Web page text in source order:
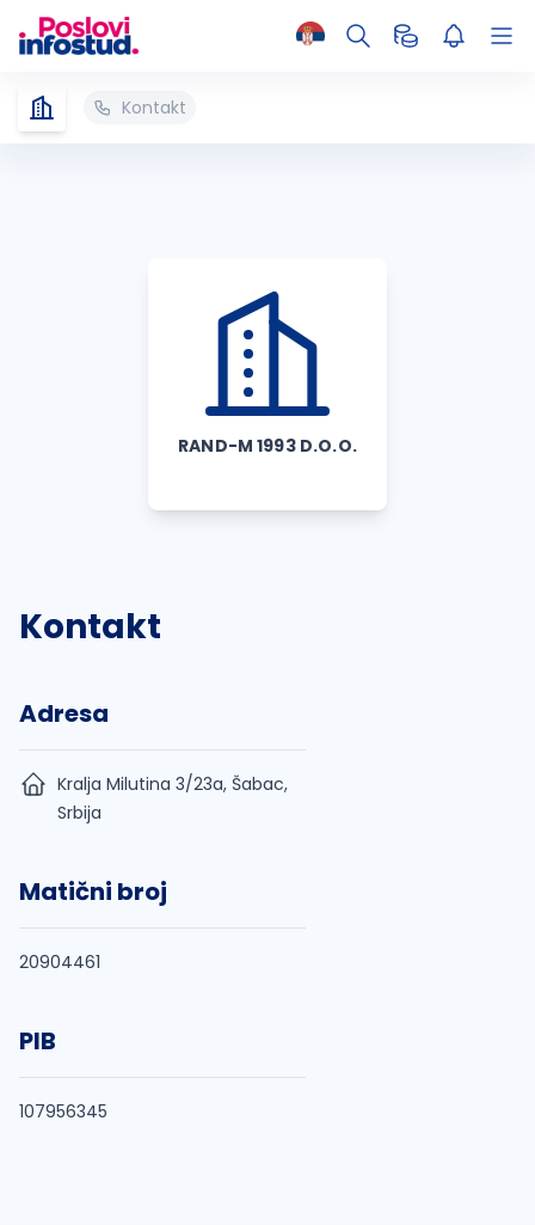
Kontakt
RAND-M 1993 D.O.O.
Kontakt
Adresa
Kralja Milutina 3/23a, Šabac,
Srbija
Matični broj
20904461
PIB
107956345